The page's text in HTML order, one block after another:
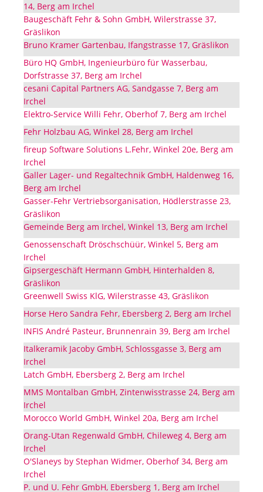
14, Berg am Irchel
Baugeschäft Fehr & Sohn GmbH, Wilerstrasse 37,
Gräslikon
Bruno Kramer Gartenbau, Ifangstrasse 17, Gräslikon
Büro HQ GmbH, Ingenieurbüro für Wasserbau,
Dorfstrasse 37, Berg am Irchel
cesani Capital Partners AG, Sandgasse 7, Berg am
Irchel
Elektro-Service Willi Fehr, Oberhof 7, Berg am Irchel
Fehr Holzbau AG, Winkel 28, Berg am Irchel
fireup Software Solutions L.Fehr, Winkel 20e, Berg am
Irchel
Galler Lager- und Regaltechnik GmbH, Haldenweg 16,
Berg am Irchel
Gasser-Fehr Vertriebsorganisation, Hödlerstrasse 23,
Gräslikon
Gemeinde Berg am Irchel, Winkel 13, Berg am Irchel
Genossenschaft Dröschschüür, Winkel 5, Berg am
Irchel
Gipsergeschäft Hermann GmbH, Hinterhalden 8,
Gräslikon
Greenwell Swiss KlG, Wilerstrasse 43, Gräslikon
Horse Hero Sandra Fehr, Ebersberg 2, Berg am Irchel
INFIS André Pasteur, Brunnenrain 39, Berg am Irchel
Italkeramik Jacoby GmbH, Schlossgasse 3, Berg am
Irchel
Latch GmbH, Ebersberg 2, Berg am Irchel
MMS Montalban GmbH, Zintenwisstrasse 24, Berg am
Irchel
Morocco World GmbH, Winkel 20a, Berg am Irchel
Orang-Utan Regenwald GmbH, Chileweg 4, Berg am
Irchel
O'Slaneys by Stephan Widmer, Oberhof 34, Berg am
Irchel
P. und U. Fehr GmbH, Ebersberg 1, Berg am Irchel